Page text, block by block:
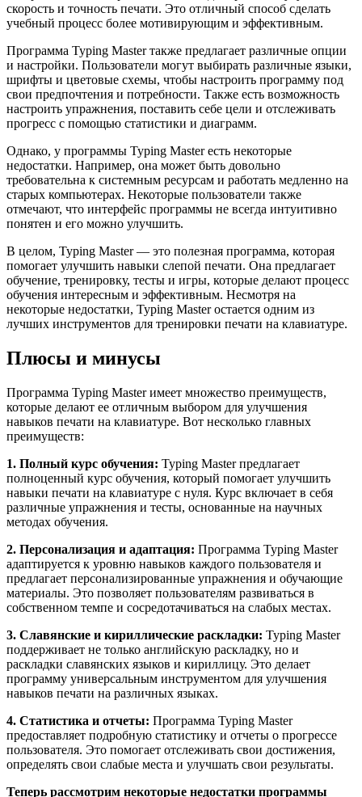
скорость и точность печати. Это отличный способ сделать
учебный процесс более мотивирующим и эффективным.
Программа Typing Master также предлагает различные опции
и настройки. Пользователи могут выбирать различные языки,
шрифты и цветовые схемы, чтобы настроить программу под
свои предпочтения и потребности. Также есть возможность
настроить упражнения, поставить себе цели и отслеживать
прогресс с помощью статистики и диаграмм.
Однако, у программы Typing Master есть некоторые
недостатки. Например, она может быть довольно
требовательна к системным ресурсам и работать медленно на
старых компьютерах. Некоторые пользователи также
отмечают, что интерфейс программы не всегда интуитивно
понятен и его можно улучшить.
В целом, Typing Master — это полезная программа, которая
помогает улучшить навыки слепой печати. Она предлагает
обучение, тренировку, тесты и игры, которые делают процесс
обучения интересным и эффективным. Несмотря на
некоторые недостатки, Typing Master остается одним из
лучших инструментов для тренировки печати на клавиатуре.
Плюсы и минусы
Программа Typing Master имеет множество преимуществ,
которые делают ее отличным выбором для улучшения
навыков печати на клавиатуре. Вот несколько главных
преимуществ:
1. Полный курс обучения: Typing Master предлагает
полноценный курс обучения, который помогает улучшить
навыки печати на клавиатуре с нуля. Курс включает в себя
различные упражнения и тесты, основанные на научных
методах обучения.
2. Персонализация и адаптация: Программа Typing Master
адаптируется к уровню навыков каждого пользователя и
предлагает персонализированные упражнения и обучающие
материалы. Это позволяет пользователям развиваться в
собственном темпе и сосредотачиваться на слабых местах.
3. Славянские и кириллические раскладки: Typing Master
поддерживает не только английскую раскладку, но и
раскладки славянских языков и кириллицу. Это делает
программу универсальным инструментом для улучшения
навыков печати на различных языках.
4. Статистика и отчеты: Программа Typing Master
предоставляет подробную статистику и отчеты о прогрессе
пользователя. Это помогает отслеживать свои достижения,
определять свои слабые места и улучшать свои результаты.
Теперь рассмотрим некоторые недостатки программы